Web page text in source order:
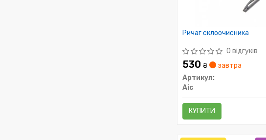
Ричаг склоочисника
0 відгуків
530 ₴
завтра
Артикул:
Aic
КУПИТИ